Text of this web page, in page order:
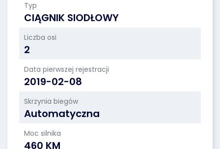
Typ
CIĄGNIK SIODŁOWY
Liczba osi
2
Data pierwszej rejestracji
2019-02-08
Skrzynia biegów
Automatyczna
Moc silnika
460 KM